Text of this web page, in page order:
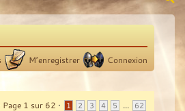
M’enregistrer Connexion
Page 1 sur 62 • 1 2 3 4 5 ... 62